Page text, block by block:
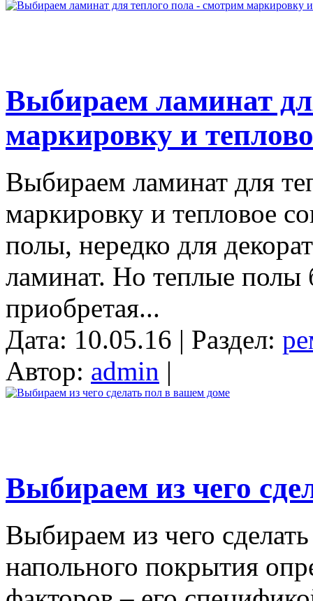
Выбираем ламинат
маркировку и
Выбираем ламинат для
маркировку и тепловое
полы, нередко для
ламинат. Но теплые полы
приобретая...
Дата: 10.05.16 | Раздел:
Автор: admin |
Выбираем из чего
Выбираем из чего
напольного покрытия